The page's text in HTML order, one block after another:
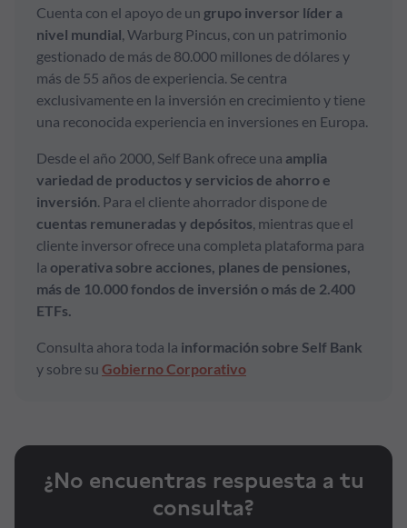
Cuenta con el apoyo de un grupo inversor líder a
nivel mundial, Warburg Pincus, con un patrimonio
gestionado de más de 80.000 millones de dólares y
más de 55 años de experiencia. Se centra
exclusivamente en la inversión en crecimiento y tiene
una reconocida experiencia en inversiones en Europa.
Desde el año 2000, Self Bank ofrece una amplia
variedad de productos y servicios de ahorro e
inversión. Para el cliente ahorrador dispone de
cuentas remuneradas y depósitos, mientras que el
cliente inversor ofrece una completa plataforma para
la operativa sobre acciones, planes de pensiones,
más de 10.000 fondos de inversión o más de 2.400
ETFs.
Consulta ahora toda la información sobre Self Bank
y sobre su Gobierno Corporativo
¿No encuentras respuesta a tu
consulta?